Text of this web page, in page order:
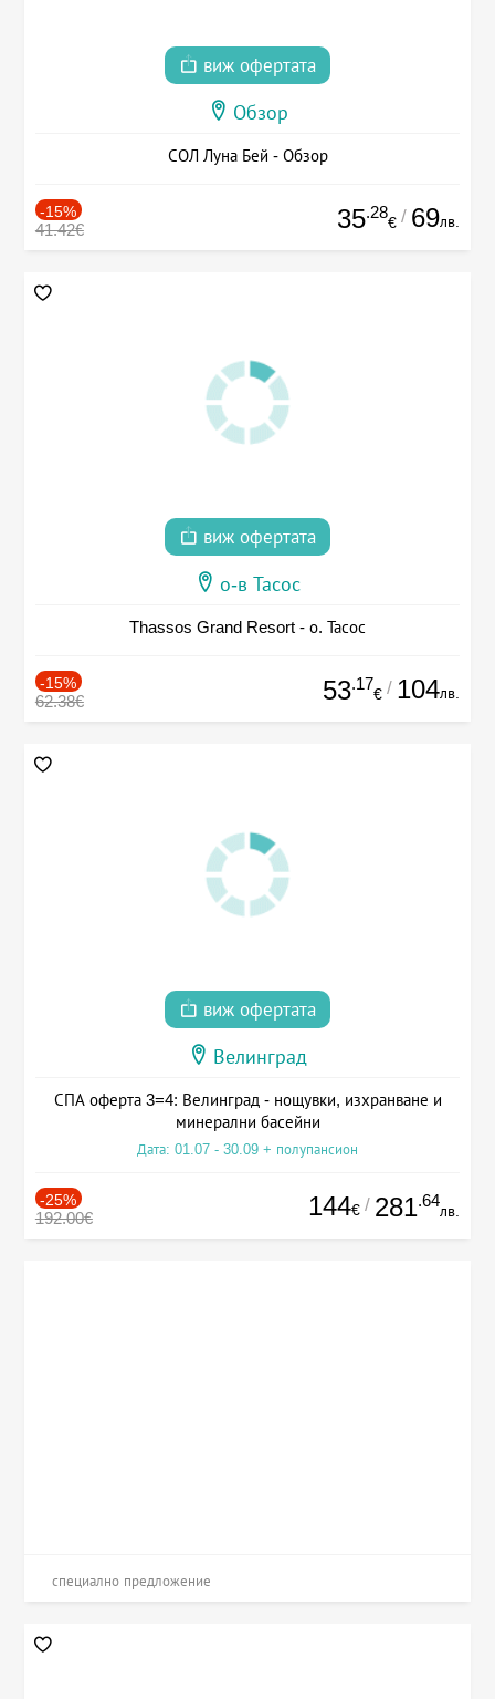
виж офертата
Обзор
СОЛ Луна Бей - Обзор
-15%
41.42€ 35.28
€ / 69лв.
виж офертата
о-в Тасос
Thassos Grand Resort - о. Тасос
-15%
62.38€ 53.17
€ / 104лв.
виж офертата
Велинград
СПА оферта 3=4: Велинград - нощувки, изхранване и
минерални басейни
Дата: 01.07 - 30.09 + полупансион
-25%
192.00€ 144€ / 281.64
лв.
специално предложение